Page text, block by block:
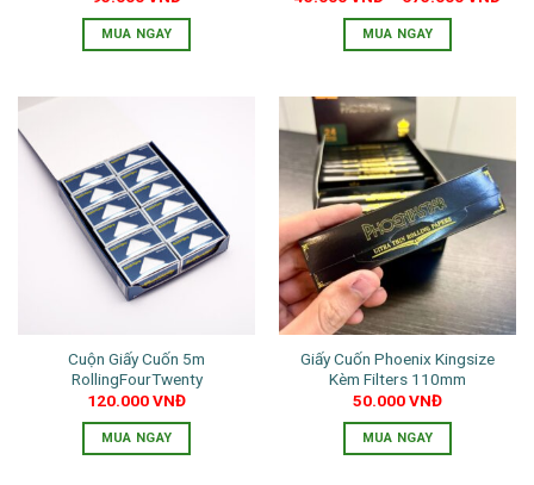
MUA NGAY MUA NGAY
này
có
nhiều
biến
thể.
Các
tùy
chọn
có
thể
được
chọn
trên
trang
Cuộn Giấy Cuốn 5m
RollingFourTwenty
120.000VNĐ
MUA NGAY
Giấy Cuốn Phoenix Kingsize
Kèm Filters 110mm
50.000VNĐ
MUA NGAY